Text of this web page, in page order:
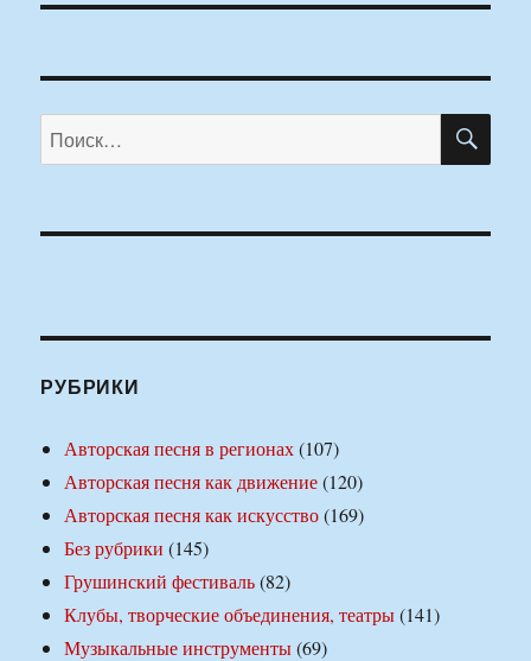
Искать:
РУБРИКИ
Авторская песня в регионах(107)
Авторская песня как движение(120)
Авторская песня как искусство(169)
Без рубрики (145)
Грушинский фестиваль(82)
Клубы, творческие объединения, театры(141)
Музыкальные инструменты(69)